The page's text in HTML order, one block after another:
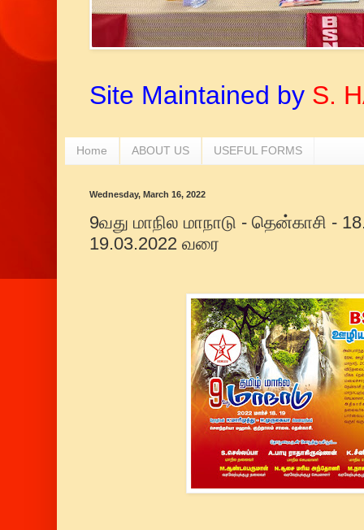
Site Maintained by S.
Home ABOUT US USEFUL FORMS
Wednesday, March 16, 2022
9வது மாநில மாநாடு - தென்காசி -
19.03.2022 வரை